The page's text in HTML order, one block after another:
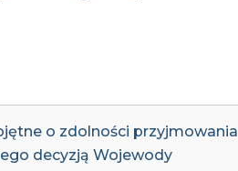
o zdolności przyjmowania
decyzją Wojewody